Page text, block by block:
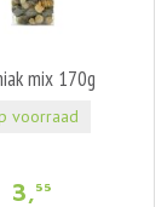
mix 170g
3,55
voorraad